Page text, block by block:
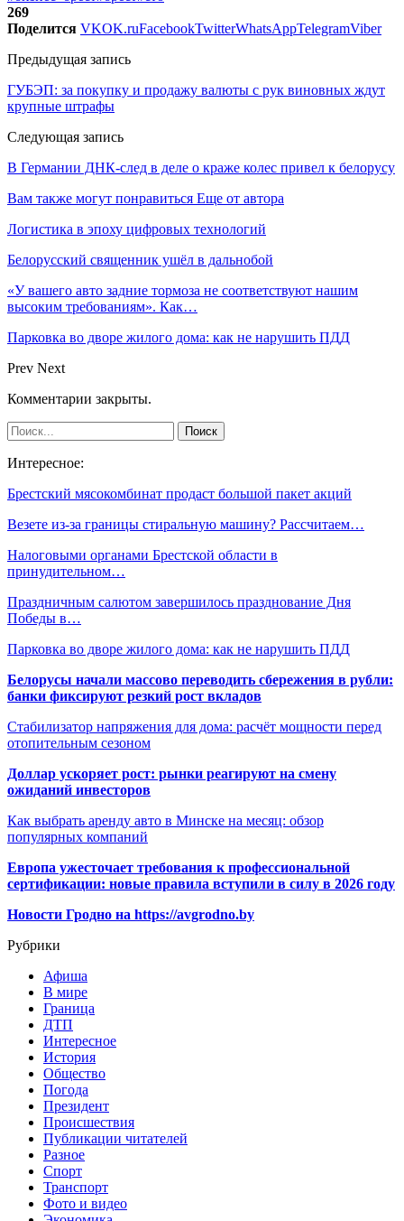
269
Поделится VKOK.ruFacebookTwitterWhatsAppTelegramViber
Предыдущая запись
ГУБЭП: за покупку и продажу валюты с рук виновных ждут
крупные штрафы
Следующая запись
В Германии ДНК-след в деле о краже колес привел к белорусу
Вам также могут понравиться Еще от автора
Логистика в эпоху цифровых технологий
Белорусский священник ушёл в дальнобой
«У вашего авто задние тормоза не соответствуют нашим
высоким требованиям». Как…
Парковка во дворе жилого дома: как не нарушить ПДД
Prev Next
Комментарии закрыты.
Интересное:
Брестский мясокомбинат продаст большой пакет акций
Везете из-за границы стиральную машину? Рассчитаем…
Налоговыми органами Брестской области в
принудительном…
Праздничным салютом завершилось празднование Дня
Победы в…
Парковка во дворе жилого дома: как не нарушить ПДД
Белорусы начали массово переводить сбережения в рубли:
банки фиксируют резкий рост вкладов
Стабилизатор напряжения для дома: расчёт мощности перед
отопительным сезоном
Доллар ускоряет рост: рынки реагируют на смену
ожиданий инвесторов
Как выбрать аренду авто в Минске на месяц: обзор
популярных компаний
Европа ужесточает требования к профессиональной
сертификации: новые правила вступили в силу в 2026 году
Новости Гродно на https://avgrodno.by
Рубрики
Афиша
В мире
Граница
ДТП
Интересное
История
Общество
Погода
Президент
Происшествия
Публикации читателей
Разное
Спорт
Транспорт
Фото и видео